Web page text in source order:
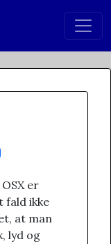
er
fald ikke
at man
lyd og